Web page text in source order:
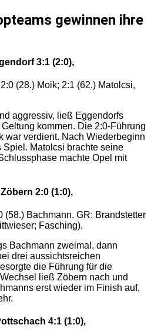
gewinnen ihre
3:1 (2:0),
(28.) Moik; 2:1 (62.) Matolcsi,
aggressiv, ließ Eggendorfs
kommen. Die 2:0-Führung
war verdient. Nach Wiederbeginn
Spiel. Matolcsi brachte seine
machte Opel mit
2:0 (1:0),
(58.) Bachmann. GR: Brandstetter
Fasching).
Bachmann zweimal, dann
drei aussichtsreichen
die Führung für die
ließ Zöbern nach und
erst wieder im Finish auf,
4:1 (1:0),